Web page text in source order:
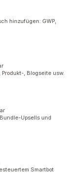
hinzufügen: GWP,
, Blogseite usw.
Upsells und
Smartbot